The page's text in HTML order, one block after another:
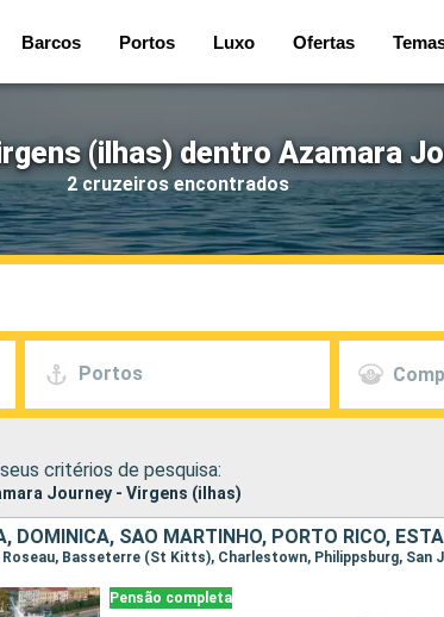
Barcos Portos Luxo Ofertas
(ilhas) dentro Azamara
2 cruzeiros encontrados
Portos
critérios de pesquisa:
Journey - Virgens (ilhas)
Pensão completa